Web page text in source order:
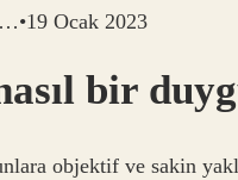
Ocak 2023
bir
objektif ve sakin